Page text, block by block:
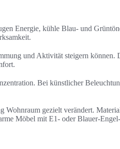
Energie, kühle Blau- und
und Aktivität steigern können.
Bei künstlicher
Wohnraum gezielt verändert.
Möbel mit E1- oder Blauer-Engel-